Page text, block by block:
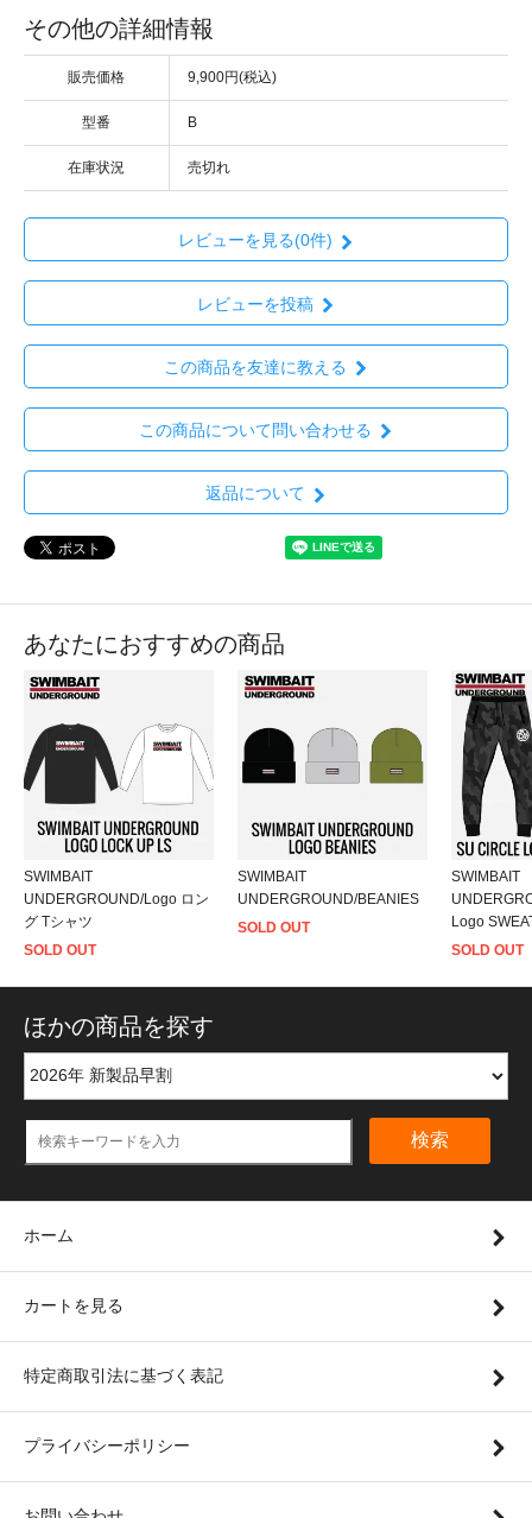
その他の詳細情報
販売価格 9,900円(税込)
型番 B
在庫状況 売切れ
レビューを見る(0件)
レビューを投稿
この商品を友達に教える
この商品について問い合わせる
返品について
あなたにおすすめの商品
SWIMBAIT
UNDERGROUND/Logo ロン
グ Tシャツ
SOLD OUT
SWIMBAIT
UNDERGROUND/BEANIES
SOLD OUT
SWIMBAIT
Logo
SOLD OUT
ほかの商品を探す
検索
ホーム
カートを見る
特定商取引法に基づく表記
プライバシーポリシー